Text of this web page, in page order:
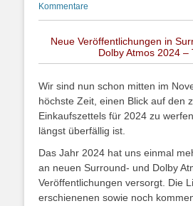
on
Kommentare
Neue Veröffentlichungen in
Dolby Atmos 2024 –
Wir sind nun schon mitten im
höchste Zeit, einen Blick auf den
Einkaufszettels für 2024 zu
längst überfällig ist.
Das Jahr 2024 hat uns einmal
an neuen Surround- und Dolby
Veröffentlichungen versorgt. Die
erschienenen sowie noch